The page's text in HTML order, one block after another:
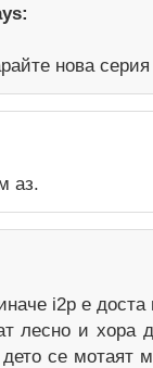
нова
аз.
i2p е
лесно и хора
дето се мотаят